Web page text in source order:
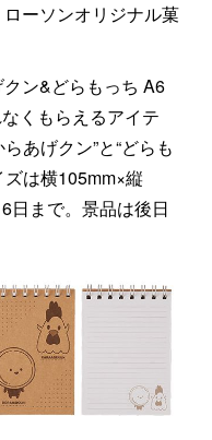
ローソンオリジナル菓
クン&どらもっち A6
くもらえるアイテ
あげクン”と“どらも
ズは横105mm×縦
日まで。景品は後日